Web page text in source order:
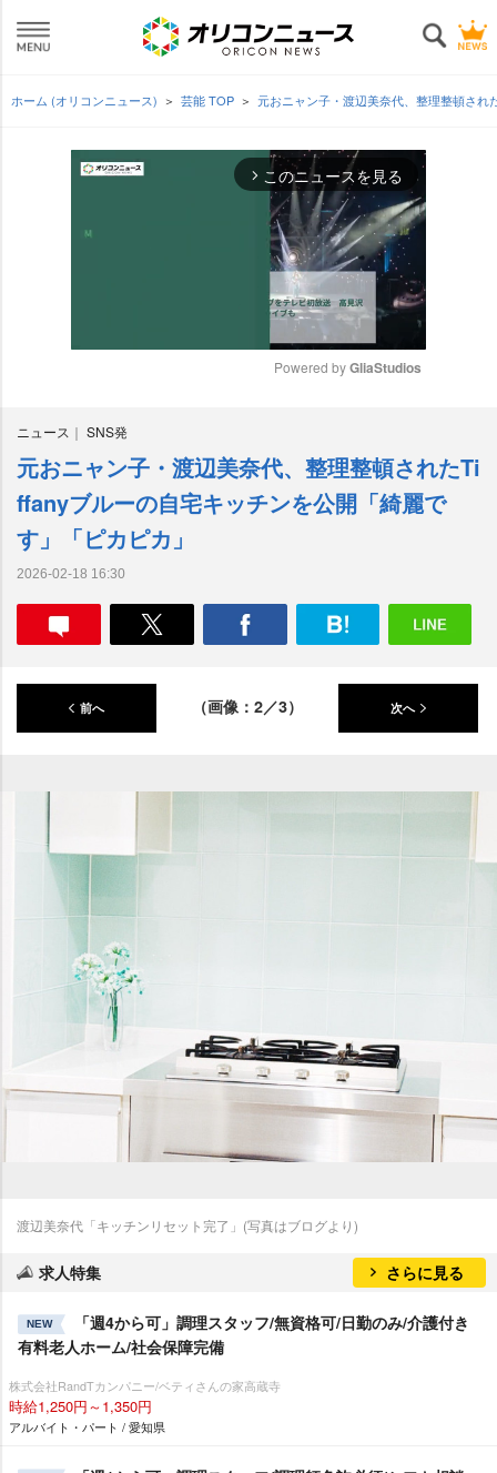
ホーム (オリコンニュース) 芸能 TOP 元おニャン子・渡辺美奈代、整理整頓さ
arrow_forward_ios このニュースを見る
e
Powered by GliaStudios
ニュース SNS発
元おニャン子・渡辺美奈代、整理整頓されたTi
ffanyブルーの自宅キッチンを公開「綺麗で
す」「ピカピカ」
2026-02-18 16:30
前へ （画像：2／3） 次へ
渡辺美奈代「キッチンリセット完了」(写真はブログより)
求人特集 さらに見る
NEW
「週4から可」調理スタッフ/無資格可/日勤のみ/介護付き
有料老人ホーム/社会保障完備
株式会社RandTカンパニー/ベティさんの家高蔵寺
時給1,250円～1,350円
アルバイト・パート / 愛知県